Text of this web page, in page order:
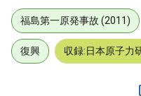
福島第一原発事故 (2011)
復興 収録:日本原子力